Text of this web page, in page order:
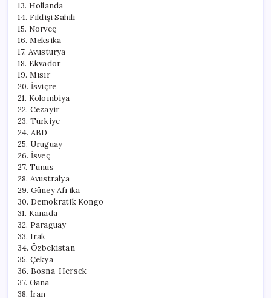
13. Hollanda
14. Fildişi Sahili
15. Norveç
16. Meksika
17. Avusturya
18. Ekvador
19. Mısır
20. İsviçre
21. Kolombiya
22. Cezayir
23. Türkiye
24. ABD
25. Uruguay
26. İsveç
27. Tunus
28. Avustralya
29. Güney Afrika
30. Demokratik Kongo
31. Kanada
32. Paraguay
33. Irak
34. Özbekistan
35. Çekya
36. Bosna-Hersek
37. Gana
38. İran